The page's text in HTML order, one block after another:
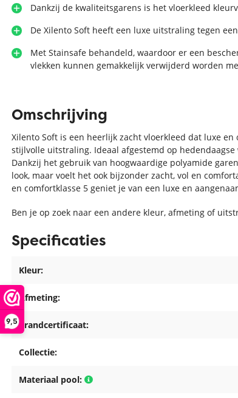
9,5
Dankzij de kwaliteitsgarens is het vloerkleed
De Xilento Soft heeft een luxe uitstraling tegen
Met Stainsafe behandeld, waardoor er een
vlekken kunnen gemakkelijk verwijderd worden
Omschrijving
Xilento Soft is een heerlijk zacht vloerkleed dat luxe
stijlvolle uitstraling. Ideaal afgestemd op
Dankzij het gebruik van hoogwaardige polyamide
look, maar voelt het ook bijzonder zacht, vol en
en comfortklasse 5 geniet je van een luxe en
Ben je op zoek naar een andere kleur, afmeting of
Specificaties
Kleur:
Afmeting:
Brandcertificaat:
Collectie:
Materiaal pool: